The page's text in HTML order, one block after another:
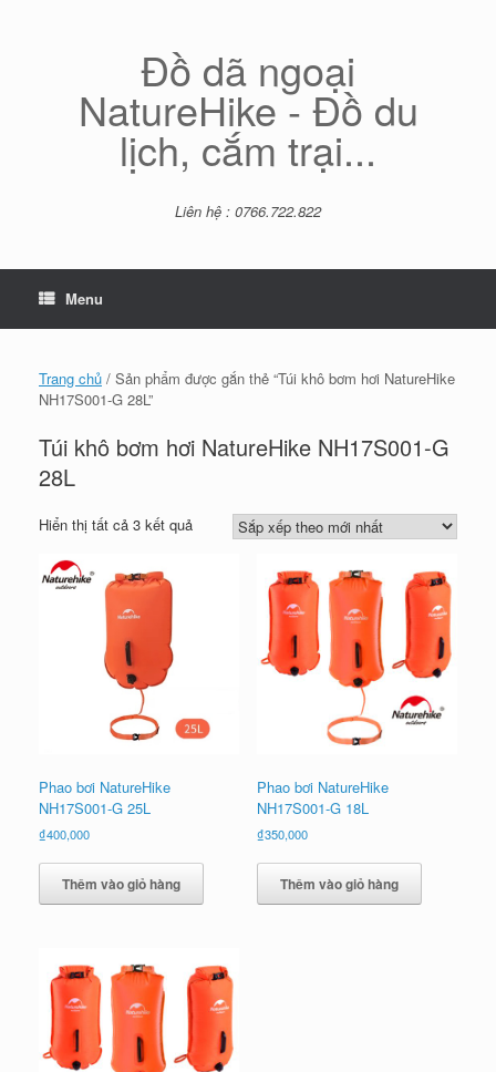
Đồ dã ngoại
NatureHike - Đồ du
lịch, cắm trại...
Liên hệ : 0766.722.822
Menu
Trang chủ / Sản phẩm được gắn thẻ “Túi khô bơm hơi NatureHike
NH17S001-G 28L”
Túi khô bơm hơi NatureHike NH17S001-G
28L
Hiển thị tất cả 3 kết quảĐã
Phao bơi NatureHike
NH17S001-G 25L
₫400,000
Thêm vào giỏ hàng
Phao bơi NatureHike
NH17S001-G 18L
₫350,000
Thêm vào giỏ hàng